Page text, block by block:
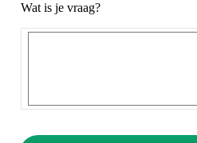
Wat is je vraag?